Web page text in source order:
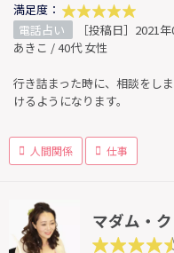
満足度：
電話占い
［投稿日］2021
あきこ / 40代 女性
行き詰まった時に、相談をし
けるようになります。
人間関係 仕事
マダム・